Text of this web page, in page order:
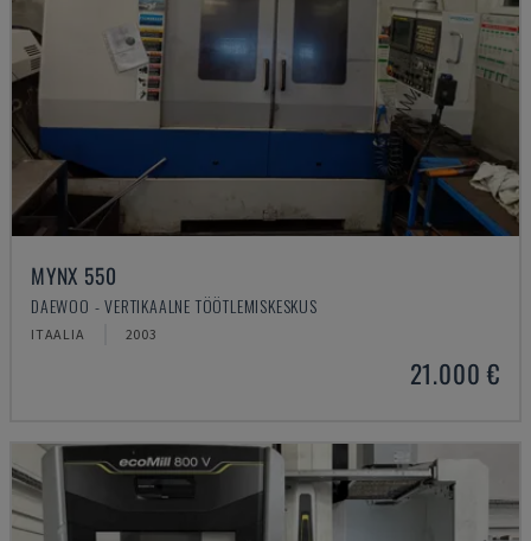
MYNX 550
DAEWOO - VERTIKAALNE TÖÖTLEMISKESKUS
ITAALIA 2003
21.000 €